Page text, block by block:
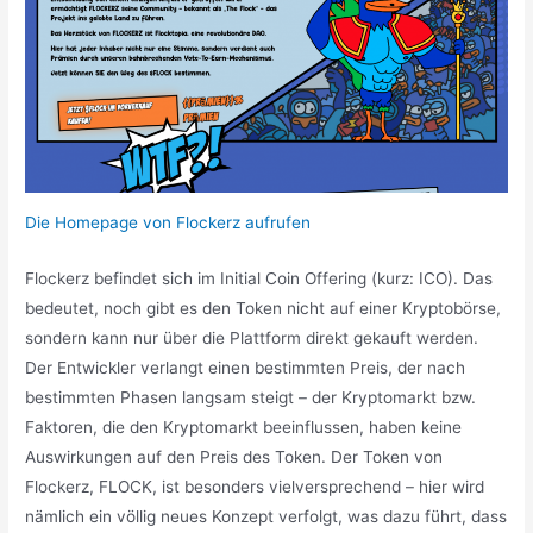
Die Homepage von Flockerz aufrufen
Flockerz befindet sich im Initial Coin Offering (kurz: ICO). Das
bedeutet, noch gibt es den Token nicht auf einer Kryptobörse,
sondern kann nur über die Plattform direkt gekauft werden.
Der Entwickler verlangt einen bestimmten Preis, der nach
bestimmten Phasen langsam steigt – der Kryptomarkt bzw.
Faktoren, die den Kryptomarkt beeinflussen, haben keine
Auswirkungen auf den Preis des Token. Der Token von
Flockerz, FLOCK, ist besonders vielversprechend – hier wird
nämlich ein völlig neues Konzept verfolgt, was dazu führt, dass